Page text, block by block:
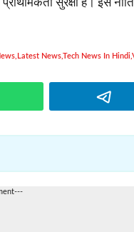
Latest NewsTech News In Hindi